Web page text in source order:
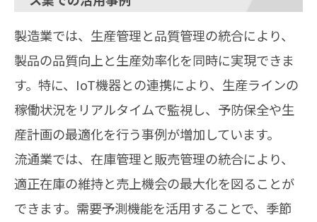
製造業では、生産管理と品質管理の統合により、
製品の品質向上と生産効率化を同時に実現できま
す。特に、IoT機器との連携により、生産ラインの
稼働状況をリアルタイムで監視し、予防保全や生
産計画の最適化を行う事例が増加しています。
流通業では、在庫管理と販売管理の統合により、
適正在庫の維持と売上機会の最大化を図ることが
できます。需要予測機能を活用することで、季節